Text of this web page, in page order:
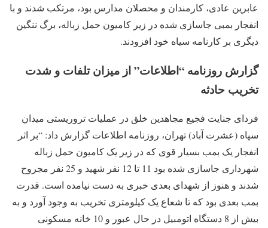
عابرین عادی، کارمندان و محصلان مدارس بود، مرتکب شدند و با
انفجار بمبی جاسازی شده در زیر کامیون حمل زباله، برگ ننگین
دیگری بر کارنامه سیاه خود افزودند.
گزارش روزنامه “اطلاعات” از میزان تلفات و شدت
تخریب حادثه
فردای جنایت فجیع مجاهدین خلق در عملیات تروریستی میدان
سپاه (عشرت آباد) تهران، روزنامه اطلاعات گزارش داد: “بر اثر
انفجار یک بمب بسیار قوی که در زیر یک کامیون حمل زباله
شهرداری جاسازی شده بود 11 تا 12 نفر شهید و 25 نفر مجروح
شدند و هنوز از شهدای بعدی خبری به دست نیامده است. قدرت
بمب بعدی بود که تا شعاع یک کیلومتری تخریب به وجود آورد و به
بیش از 8 دستگاه اتومبیل در حال عبور و 10 خانه مسکونی